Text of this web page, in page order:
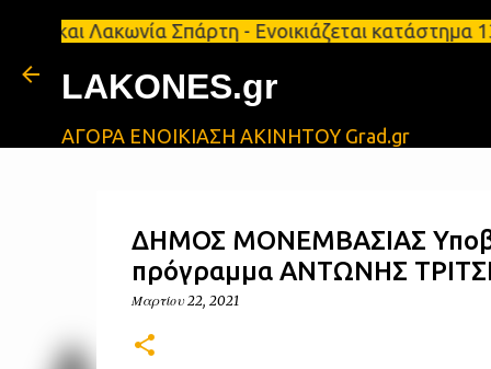
Λακωνία Σπάρτη - Ενοικιάζεται κατάστημα
LAKONES.gr
ΑΓΟΡΑ ΕΝΟΙΚΙΑΣΗ ΑΚΙΝΗΤΟΥ Grad.gr
ΔΗΜΟΣ ΜΟΝΕΜΒΑΣΙΑΣ
πρόγραμμα ΑΝΤΩΝΗΣ
Μαρτίου 22, 2021